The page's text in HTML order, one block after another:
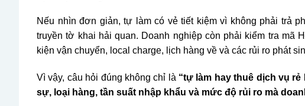
Nếu nhìn đơn giản, tự làm có vẻ tiết kiệm vì không phải trả
truyền tờ khai hải quan. Doanh nghiệp còn phải kiểm tra mã
kiện vận chuyển, local charge, lịch hàng về và các rủi ro phát
Vì vậy, câu hỏi đúng không chỉ là “tự làm hay thuê dịch vụ rẻ
sự, loại hàng, tần suất nhập khẩu và mức độ rủi ro mà